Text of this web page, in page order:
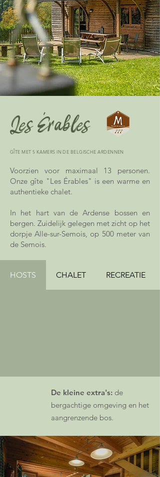
Les Érables
GÎTE MET 5 KAMERS IN DE BELGISCHE ARDENNEN
Voorzien voor maximaal 13 personen.
Onze gîte "Les Érables" is een warme en
authentieke chalet.
In het hart van de Ardense bossen en
bergen. Zuidelijk gelegen met zicht op het
dorpje Alle-sur-Semois, op 500 meter van
de Semois.
HOSTS CHALET RECREATIE
De kleine extra's: de
bergachtige omgeving en het
aangrenzende bos.